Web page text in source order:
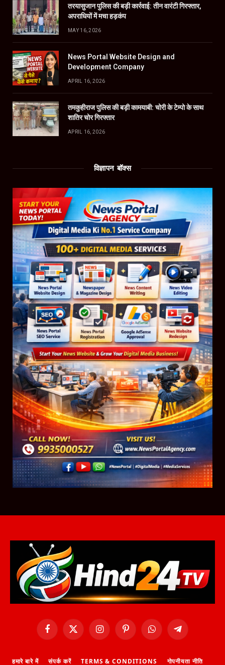
तरयासुजान पुलिस की बड़ी कार्रवाई: तीन वारंटी गिरफ्तार,
अपराधियों में मचा हड़कंप
MAY 16, 2026
News Portal Website Design and
Development Company
APRIL 16, 2026
तमकुहीराज पुलिस की बड़ी कामयाबी: चोरी के टेम्पो के साथ
शातिर चोर गिरफ्तार
APRIL 16, 2026
विज्ञापन बॉक्स
FacebookX
(Twitter)
InstagramPinterestWhatsAppTelegram
हमारे बारे में संपर्क करें TERMS & CONDITIONS गोपनीयता नीति